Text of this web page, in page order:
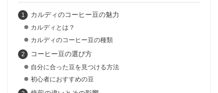
カルディのコーヒー豆の魅力
カルディとは？
カルディのコーヒー豆の種類
コーヒー豆の選び方
自分に合った豆を見つける方法
初心者におすすめの豆